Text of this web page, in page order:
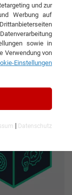
kann
und zur
Werbung auf
sowie in
Verwendung von
Einstellungen
| Datenschutz